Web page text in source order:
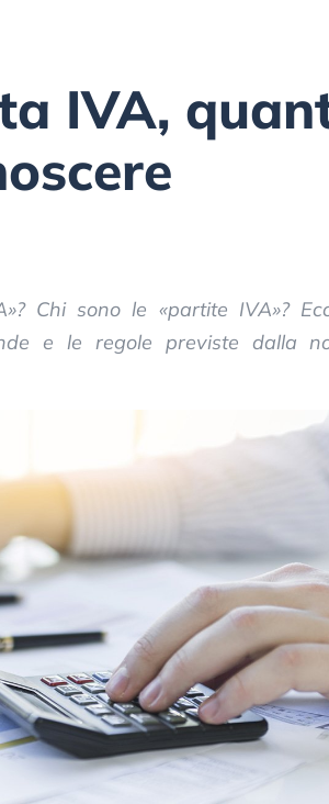
IVA,
Chi sono le «partite IVA»?
e le regole previste dalla
il
«La mia vita è rovinata».
in preda al panico dopo lo